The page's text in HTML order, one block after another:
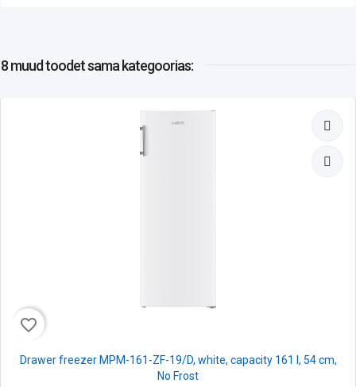
8 muud toodetsama kategoorias:
favorite_border
Drawer freezer MPM-161-ZF-19/D, white, capacity 161 l, 54 cm,
No Frost